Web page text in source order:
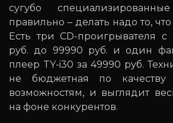
сугубо
правильно – делать надо то,
Есть три CD-проигрывателя
руб. до 99990 руб. и один
плеер TY-i30 за 49990 руб.
не бюджетная по
возможностям, и выглядит
на фоне конкурентов.